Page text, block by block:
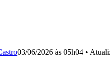
03/06/2026 às 05h04 •